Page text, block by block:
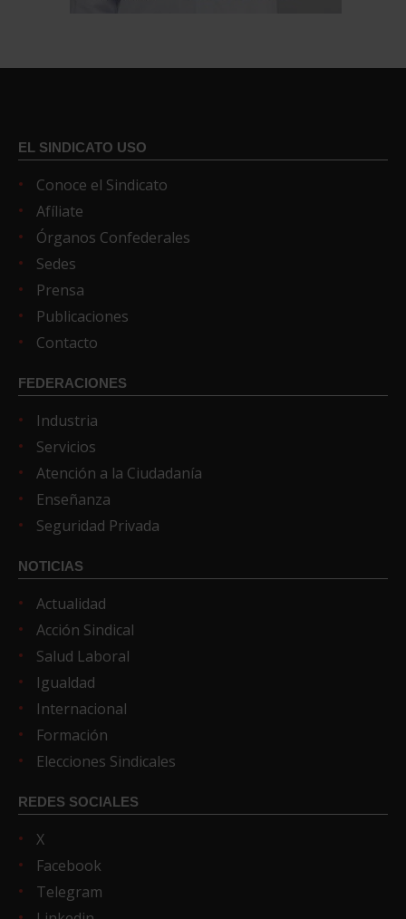
EL SINDICATO USO
Conoce el Sindicato
Afíliate
Órganos Confederales
Sedes
Prensa
Publicaciones
Contacto
FEDERACIONES
Industria
Servicios
Atención a la Ciudadanía
Enseñanza
Seguridad Privada
NOTICIAS
Actualidad
Acción Sindical
Salud Laboral
Igualdad
Internacional
Formación
Elecciones Sindicales
REDES SOCIALES
X
Facebook
Telegram